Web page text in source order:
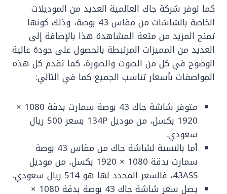
كما توفر شركة جاك العالمية العديد من الموديلات
الخاصة بالشاشات من مقاس 43 بوصة، وذلك كونها
تمنح المزيد من متعة المشاهدة هذا بالإضافة إلى
العديد من المميزات المرتبطة بالحصول على جودة عالية
الوضوح في كل من الصوت والصورة، كما تقدم كل هذه
المواصفات بأسعار تناسب الجميع كما في التالي:
متوفر شاشة جاك 43 بوصة سمارت بدقة 1080 ×
1920 بكسل، من موديل 134P بسعر 500 ريال
سعودي.
أما بالنسبة لشاشة جاك من مقاس 43 بوصة
سمارت بدقة 1080 × 1920 بكسل، من موديل
43ASS، فالسعر المحدد لها هو 514 ريال سعودي.
يصل سعر شاشة جاك 43 بوصة بدقة 1080 ×